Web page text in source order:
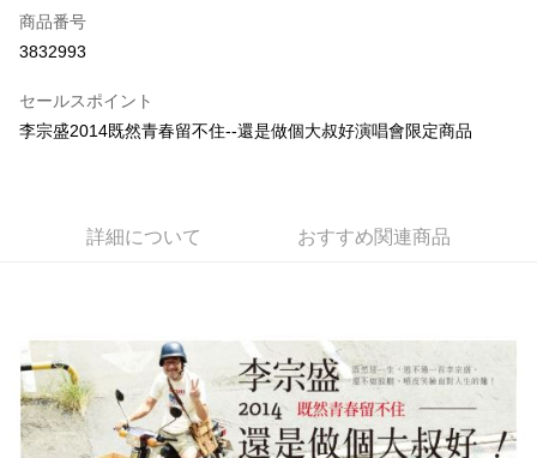
コンビニ店頭代金引換
Apple Pay
配送方法
全家取貨付款
配送毎にNT$65、NT$1,000以上で送料無料
商品番号
3832993
セールスポイント
李宗盛2014既然青春留不住--還是做個大叔好演唱會限定商品
詳細について おすすめ関連商品